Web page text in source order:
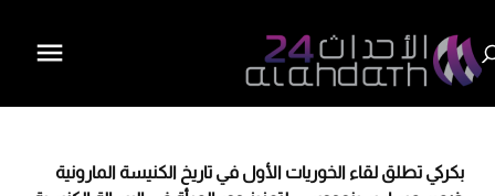
بكركي تطلق لقاء الخوريات الأول في تاريخ الكنيسة المارونية